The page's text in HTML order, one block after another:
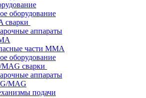
оборудование
сварки
аппараты
части MMA
оборудование
сварки
аппараты
MAG
подачи